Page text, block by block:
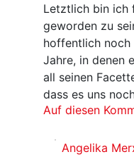
Letztlich bin ich
geworden zu
hoffentlich noch
Jahre, in denen
all seinen
dass es uns
Auf diesen
Angelika